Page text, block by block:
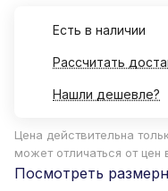
Есть в наличии
Рассчитать
Нашли дешевле?
Цена действительна
может отличаться от цен
Посмотреть